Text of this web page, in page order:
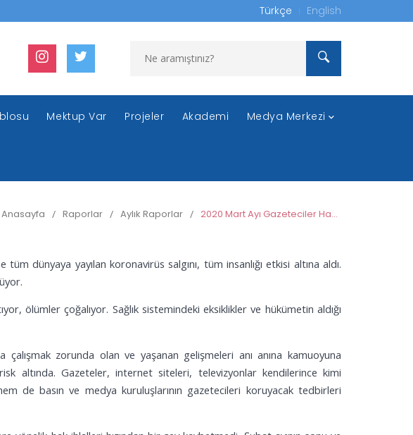
Türkçe English
Mektup Var Projeler Akademi Medya Merkezi
Anasayfa / Raporlar / Aylık Raporlar / 2020 Mart Ayı Gazeteciler Hak İhlalleri Raporu
dünyaya yayılan koronavirüs salgını, tüm insanlığı etkisi altına aldı.
ölümler çoğalıyor. Sağlık sistemindeki eksiklikler ve hükümetin aldığı
zorunda olan ve yaşanan gelişmeleri anı anına kamuoyuna
altında. Gazeteler, internet siteleri, televizyonlar kendilerince kimi
de basın ve medya kuruluşlarının gazetecileri koruyacak tedbirleri